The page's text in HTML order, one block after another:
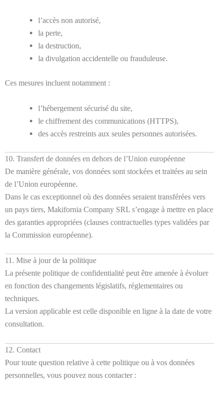
l’accès non autorisé,
la perte,
la destruction,
la divulgation accidentelle ou frauduleuse.
Ces mesures incluent notamment :
l’hébergement sécurisé du site,
le chiffrement des communications (HTTPS),
des accès restreints aux seules personnes autorisées.
10. Transfert de données en dehors de l’Union européenne
De manière générale, vos données sont stockées et traitées au sein
de l’Union européenne.
Dans le cas exceptionnel où des données seraient transférées vers
un pays tiers, Makifornia Company SRL s’engage à mettre en place
des garanties appropriées (clauses contractuelles types validées par
la Commission européenne).
11. Mise à jour de la politique
La présente politique de confidentialité peut être amenée à évoluer
en fonction des changements législatifs, réglementaires ou
techniques.
La version applicable est celle disponible en ligne à la date de votre
consultation.
12. Contact
Pour toute question relative à cette politique ou à vos données
personnelles, vous pouvez nous contacter :